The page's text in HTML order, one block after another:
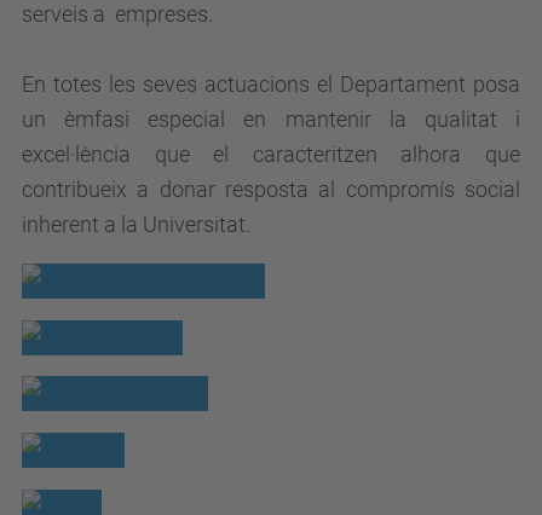
serveis a empreses.
En totes les seves actuacions el Departament posa
un èmfasi especial en mantenir la qualitat i
excel·lència que el caracteritzen alhora que
contribueix a donar resposta al compromís social
inherent a la Universitat.